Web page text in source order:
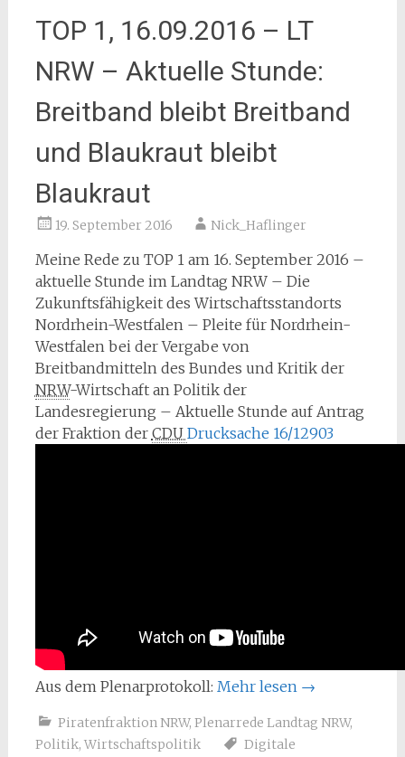
TOP 1, 16.09.2016 – LT
NRW – Aktuelle Stunde:
Breitband bleibt Breitband
und Blaukraut bleibt
Blaukraut
19. September 2016 Nick_Haflinger
Meine Rede zu TOP 1 am 16. September 2016 –
aktuelle Stunde im Landtag NRW – Die
Zukunftsfähigkeit des Wirtschaftsstandorts
Nordrhein-Westfalen – Pleite für Nordrhein-
Westfalen bei der Vergabe von
Breitbandmitteln des Bundes und Kritik der
NRW-Wirtschaft an Politik der
Landesregierung – Aktuelle Stunde auf Antrag
der Fraktion der CDU Drucksache 16/12903
Aus dem Plenarprotokoll: Mehr lesen →
Piratenfraktion NRW, Plenarrede Landtag NRW,
Politik, Wirtschaftspolitik
Digitale